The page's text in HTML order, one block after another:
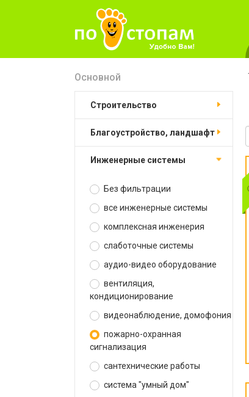
Основной
строительство
благоустройство, ландшафт
инженерные системы
Без фильтрации
все инженерные системы
комплексная инженерия
слаботочные системы
аудио-видео оборудование
вентиляция,
кондиционирование
видеонаблюдение, домофония
пожарно-охранная
сигнализация
сантехнические работы
система "умный дом"